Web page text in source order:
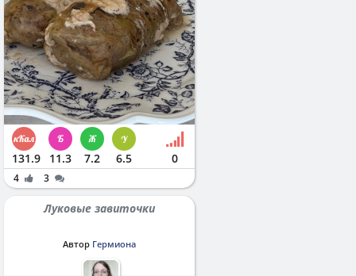
131.9 11.3 7.2 6.5 0
4 3
Луковые завиточки
Автор Гермиона